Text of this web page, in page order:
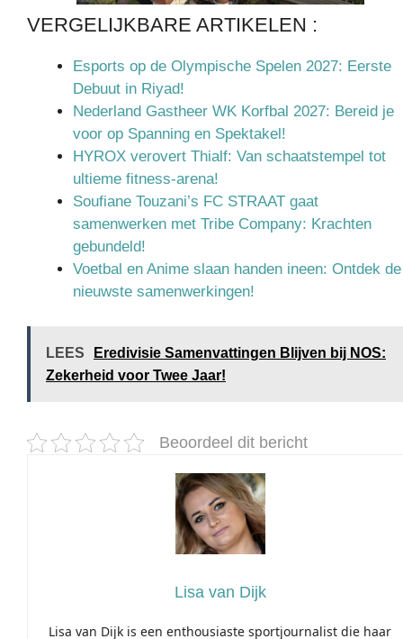
VERGELIJKBARE ARTIKELEN :
Esports op de Olympische Spelen 2027: Eerste
Debuut in Riyad!
Nederland Gastheer WK Korfbal 2027: Bereid je
voor op Spanning en Spektakel!
HYROX verovert Thialf: Van schaatstempel tot
ultieme fitness-arena!
Soufiane Touzani’s FC STRAAT gaat
samenwerken met Tribe Company: Krachten
gebundeld!
Voetbal en Anime slaan handen ineen: Ontdek de
nieuwste samenwerkingen!
LEES
Eredivisie Samenvattingen Blijven bij NOS:
Zekerheid voor Twee Jaar!
Beoordeel dit bericht
Lisa van Dijk
Lisa van Dijk is een enthousiaste sportjournalist die haar